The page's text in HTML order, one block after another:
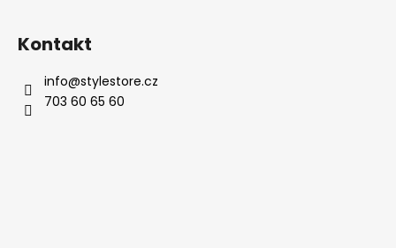
Kontakt
info@stylestore.cz
703 60 65 60